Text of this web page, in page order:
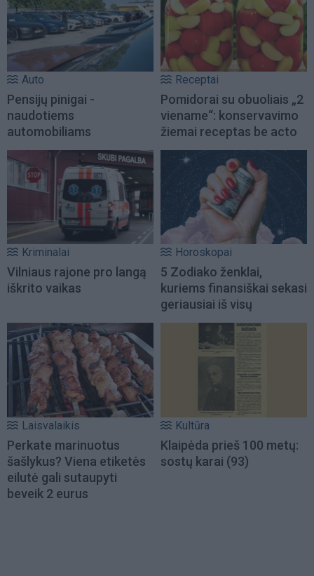
Auto
Pensijų pinigai -
naudotiems
automobiliams
Receptai
Pomidorai su obuoliais „2
viename“: konservavimo
žiemai receptas be acto
Kriminalai
Vilniaus rajone pro langą
iškrito vaikas
Horoskopai
5 Zodiako ženklai,
kuriems finansiškai sekasi
geriausiai iš visų
Laisvalaikis
Perkate marinuotus
šašlykus? Viena etiketės
eilutė gali sutaupyti
beveik 2 eurus
Kultūra
Klaipėda prieš 100 metų:
sostų karai (93)